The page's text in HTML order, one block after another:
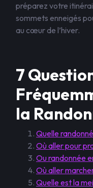
préparez votre
sommets enneigés
au cœur de l’hiver.
7
la
Quelle
Où aller pour
Ou randonnée
Où aller
Quelle est la